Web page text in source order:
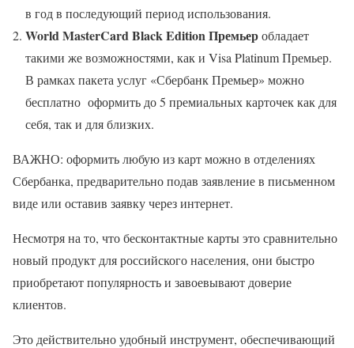
в год в последующий период использования.
WorldMasterCardBlackEdition Премьеробладает
такими же возможностями, как и Visa Platinum Премьер.
В рамках пакета услуг «Сбербанк Премьер» можно
бесплатно оформить до 5 премиальных карточек как для
себя, так и для близких.
ВАЖНО: оформить любую из карт можно в отделениях
Сбербанка, предварительно подав заявление в письменном
виде или оставив заявку через интернет.
Несмотря на то, что бесконтактные карты это сравнительно
новый продукт для российского населения, они быстро
приобретают популярность и завоевывают доверие
клиентов.
Это действительно удобный инструмент, обеспечивающий